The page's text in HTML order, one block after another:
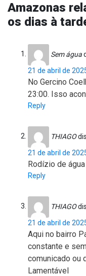
Amazonas
os dias à
Sem água
21 de abril de
No Gercino
23:00. Isso
Reply
THIAGO
21 de abril de
Rodízio de
Reply
THIAGO
21 de abril de
Aqui no bairro
constante e
comunicado ou
Lamentável